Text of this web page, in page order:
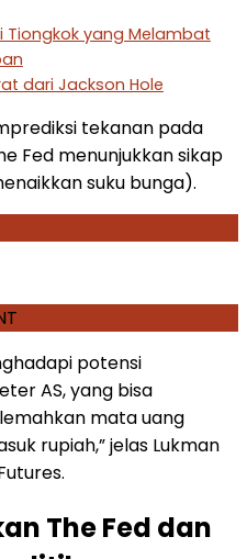
Tiongkok yang Melambat
dari Jackson Hole
tekanan pada
Fed menunjukkan sikap
suku bunga).
potensi
AS, yang bisa
mata uang
rupiah,” jelas Lukman
The Fed dan